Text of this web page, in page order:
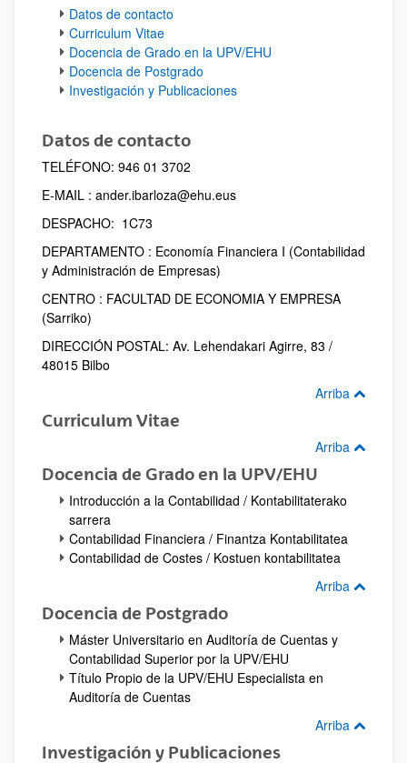
Datos de contacto
Curriculum Vitae
Docencia de Grado en la UPV/EHU
Docencia de Postgrado
Investigación y Publicaciones
Datos de contacto
TELÉFONO: 946 01 3702
E-MAIL : ander.ibarloza@ehu.eus
DESPACHO: 1C73
DEPARTAMENTO : Economía Financiera I (Contabilidad
y Administración de Empresas)
CENTRO : FACULTAD DE ECONOMIA Y EMPRESA
(Sarriko)
DIRECCIÓN POSTAL: Av. Lehendakari Agirre, 83 /
48015 Bilbo
Arriba
Curriculum Vitae
Arriba
Docencia de Grado en la UPV/EHU
Introducción a la Contabilidad / Kontabilitaterako
sarrera
Contabilidad Financiera / Finantza Kontabilitatea
Contabilidad de Costes / Kostuen kontabilitatea
Arriba
Docencia de Postgrado
Máster Universitario en Auditoría de Cuentas y
Contabilidad Superior por la UPV/EHU
Título Propio de la UPV/EHU Especialista en
Auditoría de Cuentas
Arriba
Investigación y Publicaciones